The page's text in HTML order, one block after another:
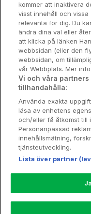
Booking
Hotellsupport:
Sverige.
Telefon: 010-
Läs mer om
www.coop.se/
kommer att inaktivera
visst innehåll och
relevanta för dig. Du
ändra dina val eller
att klicka på länken
webbsidan (eller den
webbsidan, om
vår Webbplats. Mer
Vi och våra
tillhandahålla:
Använda exakta
läsa av enhetens
och/eller få åtkomst till
Personanpassad
innehållsmätning,
tjänsteutveckling.
Lista över partner